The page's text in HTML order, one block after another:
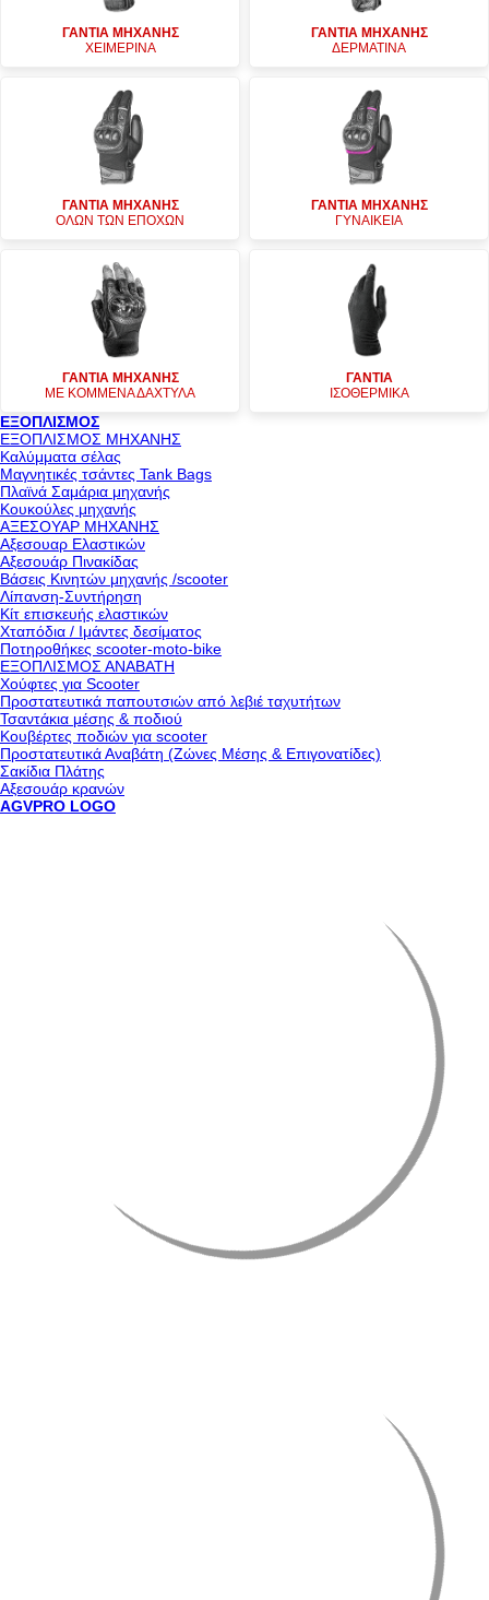
ΓΑΝΤΙΑ ΜΗΧΑΝΗΣ
ΧΕΙΜΕΡΙΝΑ
ΓΑΝΤΙΑ ΜΗΧΑΝΗΣ
ΔΕΡΜΑΤΙΝΑ
ΓΑΝΤΙΑ ΜΗΧΑΝΗΣ
ΟΛΩΝ ΤΩΝ ΕΠΟΧΩΝ
ΓΑΝΤΙΑ ΜΗΧΑΝΗΣ
ΓΥΝΑΙΚΕΙΑ
ΓΑΝΤΙΑ ΜΗΧΑΝΗΣ
ΜΕ ΚΟΜΜΕΝΑ ΔΑΧΤΥΛΑ
ΓΑΝΤΙΑ
ΙΣΟΘΕΡΜΙΚΑ
ΕΞΟΠΛΙΣΜΟΣ
ΕΞΟΠΛΙΣΜΟΣ ΜΗΧΑΝΗΣ
Καλύμματα σέλας
Μαγνητικές τσάντες Tank Bags
Πλαϊνά Σαμάρια μηχανής
Κουκούλες μηχανής
ΑΞΕΣΟΥΑΡ ΜΗΧΑΝΗΣ
Αξεσουαρ Ελαστικών
Αξεσουάρ Πινακίδας
Βάσεις Κινητών μηχανής /scooter
Λίπανση-Συντήρηση
Κίτ επισκευής ελαστικών
Χταπόδια / Ιμάντες δεσίματος
Ποτηροθήκες scooter-moto-bike
ΕΞΟΠΛΙΣΜΟΣ ΑΝΑΒΑΤΗ
Χούφτες για Scooter
Προστατευτικά παπουτσιών από λεβιέ ταχυτήτων
Τσαντάκια μέσης & ποδιού
Κουβέρτες ποδιών για scooter
Προστατευτικά Αναβάτη (Ζώνες Μέσης & Επιγονατίδες)
Σακίδια Πλάτης
Αξεσουάρ κρανών
AGVPRO LOGO